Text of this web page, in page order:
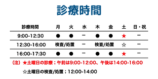
診療時間